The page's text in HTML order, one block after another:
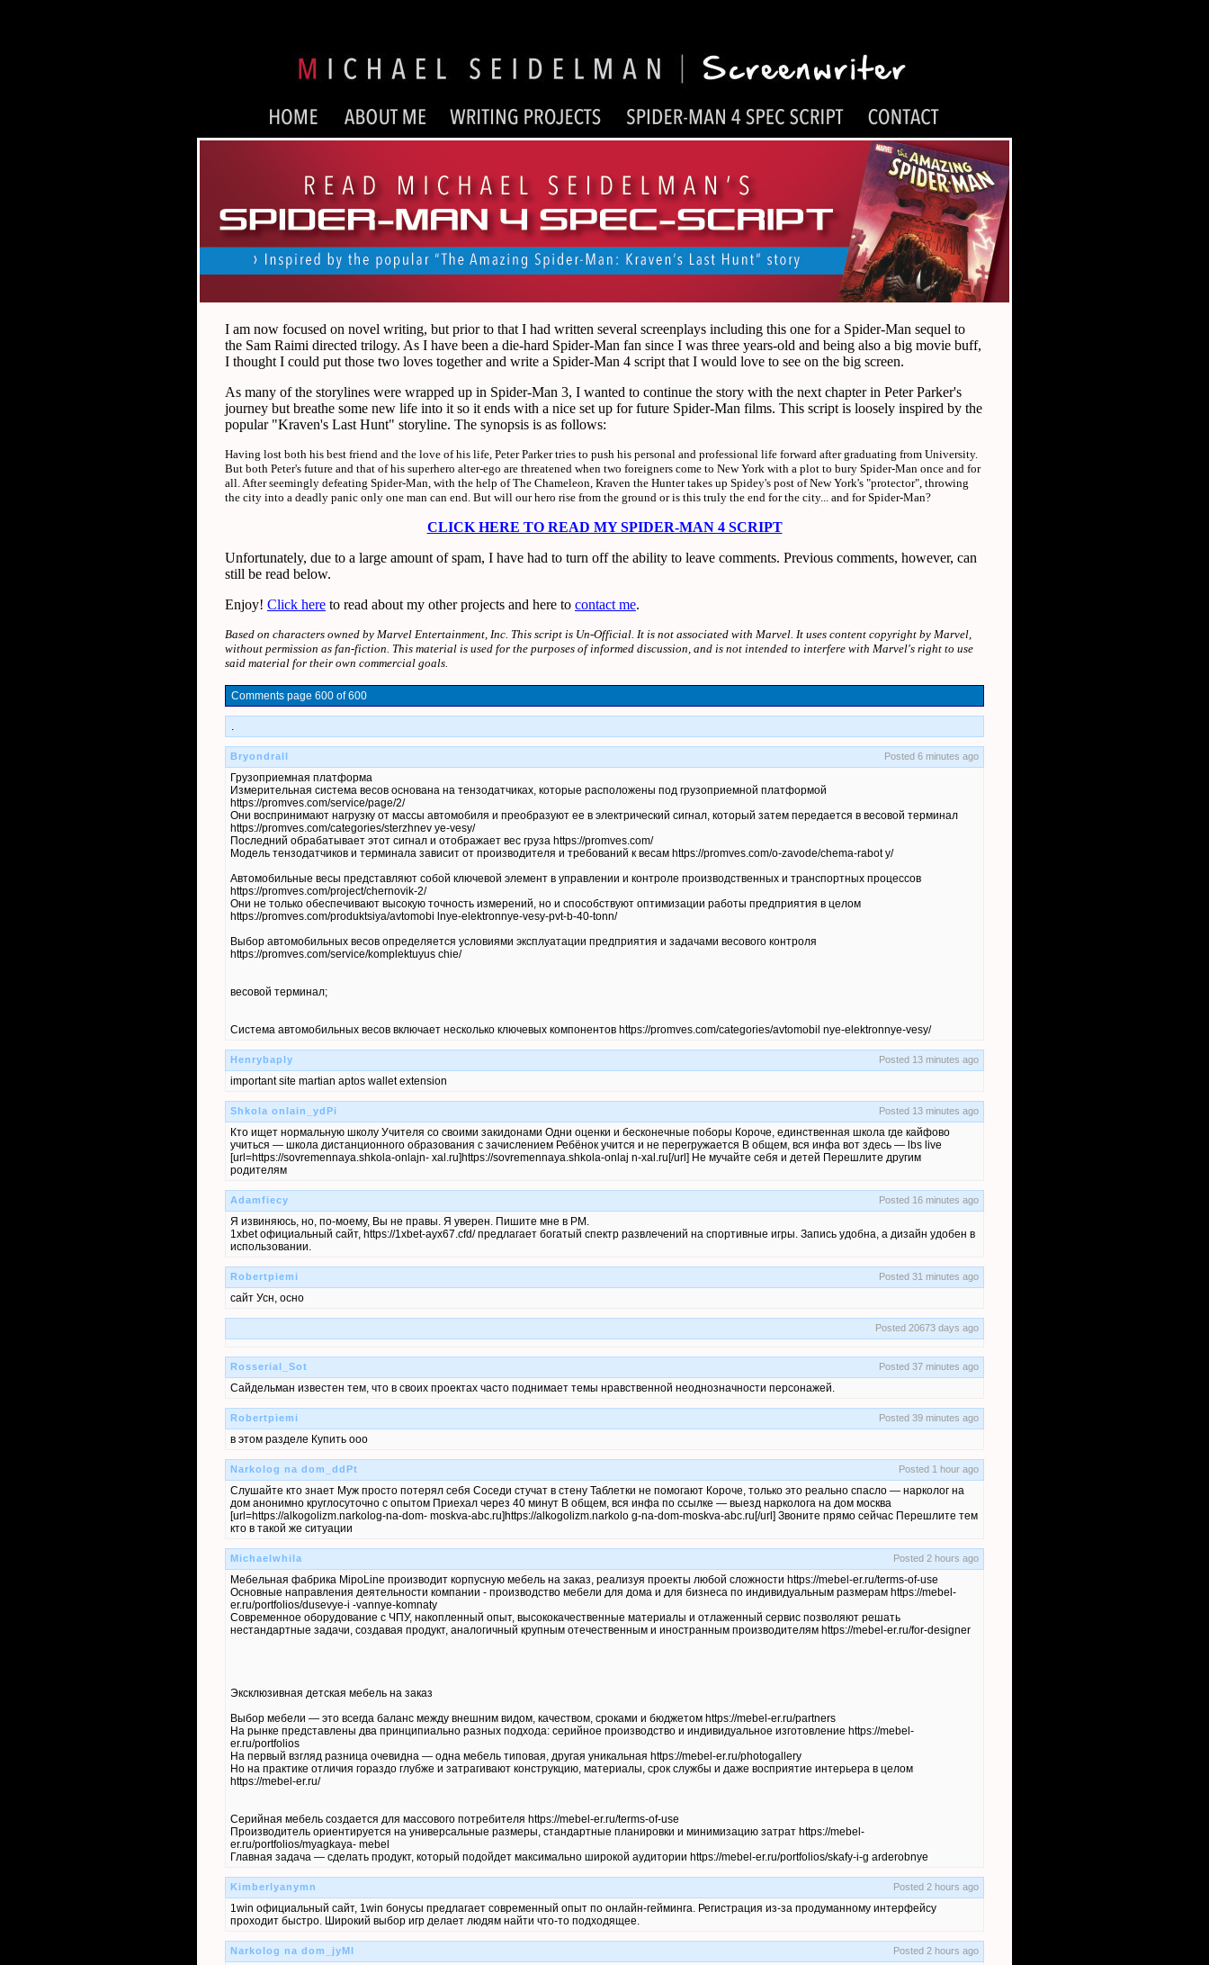
I am now focused on novel writing, but prior to that I had written several screenplays including this one for a Spider-Man sequel to
the Sam Raimi directed trilogy. As I have been a die-hard Spider-Man fan since I was three years-old and being also a big movie buff,
I thought I could put those two loves together and write a Spider-Man 4 script that I would love to see on the big screen.
As many of the storylines were wrapped up in Spider-Man 3, I wanted to continue the story with the next chapter in Peter Parker's
journey but breathe some new life into it so it ends with a nice set up for future Spider-Man films. This script is loosely inspired by the
popular "Kraven's Last Hunt" storyline. The synopsis is as follows:
Having lost both his best friend and the love of his life, Peter Parker tries to push his personal and professional life forward after graduating from University.
But both Peter's future and that of his superhero alter-ego are threatened when two foreigners come to New York with a plot to bury Spider-Man once and for
all. After seemingly defeating Spider-Man, with the help of The Chameleon, Kraven the Hunter takes up Spidey's post of New York's "protector", throwing
the city into a deadly panic only one man can end. But will our hero rise from the ground or is this truly the end for the city... and for Spider-Man?
CLICK HERE TO READ MY SPIDER-MAN 4 SCRIPT
Unfortunately, due to a large amount of spam, I have had to turn off the ability to leave comments. Previous comments, however, can
still be read below.
Enjoy! Click here to read about my other projects and here to contact me.
Based on characters owned by Marvel Entertainment, Inc. This script is Un-Official. It is not associated with Marvel. It uses content copyright by Marvel,
without permission as fan-fiction. This material is used for the purposes of informed discussion, and is not intended to interfere with Marvel's right to use
said material for their own commercial goals.
Comments page 600 of 600
.
Bryondrall Posted 6 minutes ago
Грузоприемная платформа
Измерительная система весов основана на тензодатчиках, которые расположены под грузоприемной платформой
https://promves.com/service/page/2/
Они воспринимают нагрузку от массы автомобиля и преобразуют ее в электрический сигнал, который затем передается в весовой терминал
https://promves.com/categories/sterzhnev ye-vesy/
Последний обрабатывает этот сигнал и отображает вес груза https://promves.com/
Модель тензодатчиков и терминала зависит от производителя и требований к весам https://promves.com/o-zavode/chema-rabot y/
Автомобильные весы представляют собой ключевой элемент в управлении и контроле производственных и транспортных процессов
https://promves.com/project/chernovik-2/
Они не только обеспечивают высокую точность измерений, но и способствуют оптимизации работы предприятия в целом
https://promves.com/produktsiya/avtomobi lnye-elektronnye-vesy-pvt-b-40-tonn/
Выбор автомобильных весов определяется условиями эксплуатации предприятия и задачами весового контроля
https://promves.com/service/komplektuyus chie/
весовой терминал;
Система автомобильных весов включает несколько ключевых компонентов https://promves.com/categories/avtomobil nye-elektronnye-vesy/
Henrybaply Posted 13 minutes ago
important site martian aptos wallet extension
Shkola onlain_ydPi Posted 13 minutes ago
Кто ищет нормальную школу Учителя со своими закидонами Одни оценки и бесконечные поборы Короче, единственная школа где кайфово
учиться — школа дистанционного образования с зачислением Ребёнок учится и не перегружается В общем, вся инфа вот здесь — lbs live
[url=https://sovremennaya.shkola-onlajn- xal.ru]https://sovremennaya.shkola-onlaj n-xal.ru[/url] Не мучайте себя и детей Перешлите другим
родителям
Adamfiecy Posted 16 minutes ago
Я извиняюсь, но, по-моему, Вы не правы. Я уверен. Пишите мне в PM.
1xbet официальный сайт, https://1xbet-ayx67.cfd/ предлагает богатый спектр развлечений на спортивные игры. Запись удобна, а дизайн удобен в
использовании.
Robertpiemi Posted 31 minutes ago
сайт Усн, осно
Posted 20673 days ago
Rosserial_Sot Posted 37 minutes ago
Сайдельман известен тем, что в своих проектах часто поднимает темы нравственной неоднозначности персонажей.
Robertpiemi Posted 39 minutes ago
в этом разделе Купить ооо
Narkolog na dom_ddPt Posted 1 hour ago
Слушайте кто знает Муж просто потерял себя Соседи стучат в стену Таблетки не помогают Короче, только это реально спасло — нарколог на
дом анонимно круглосуточно с опытом Приехал через 40 минут В общем, вся инфа по ссылке — выезд нарколога на дом москва
[url=https://alkogolizm.narkolog-na-dom- moskva-abc.ru]https://alkogolizm.narkolo g-na-dom-moskva-abc.ru[/url] Звоните прямо сейчас Перешлите тем
кто в такой же ситуации
Michaelwhila Posted 2 hours ago
Мебельная фабрика MipoLine производит корпусную мебель на заказ, реализуя проекты любой сложности https://mebel-er.ru/terms-of-use
Основные направления деятельности компании - производство мебели для дома и для бизнеса по индивидуальным размерам https://mebel-
er.ru/portfolios/dusevye-i -vannye-komnaty
Современное оборудование с ЧПУ, накопленный опыт, высококачественные материалы и отлаженный сервис позволяют решать
нестандартные задачи, создавая продукт, аналогичный крупным отечественным и иностранным производителям https://mebel-er.ru/for-designer
Эксклюзивная детская мебель на заказ
Выбор мебели — это всегда баланс между внешним видом, качеством, сроками и бюджетом https://mebel-er.ru/partners
На рынке представлены два принципиально разных подхода: серийное производство и индивидуальное изготовление https://mebel-
er.ru/portfolios
На первый взгляд разница очевидна — одна мебель типовая, другая уникальная https://mebel-er.ru/photogallery
Но на практике отличия гораздо глубже и затрагивают конструкцию, материалы, срок службы и даже восприятие интерьера в целом
https://mebel-er.ru/
Серийная мебель создается для массового потребителя https://mebel-er.ru/terms-of-use
Производитель ориентируется на универсальные размеры, стандартные планировки и минимизацию затрат https://mebel-
er.ru/portfolios/myagkaya- mebel
Главная задача — сделать продукт, который подойдет максимально широкой аудитории https://mebel-er.ru/portfolios/skafy-i-g arderobnye
Kimberlyanymn Posted 2 hours ago
1win официальный сайт, 1win бонусы предлагает современный опыт по онлайн-гейминга. Регистрация из-за продуманному интерфейсу
проходит быстро. Широкий выбор игр делает людям найти что-то подходящее.
Narkolog na dom_jyMl Posted 2 hours ago